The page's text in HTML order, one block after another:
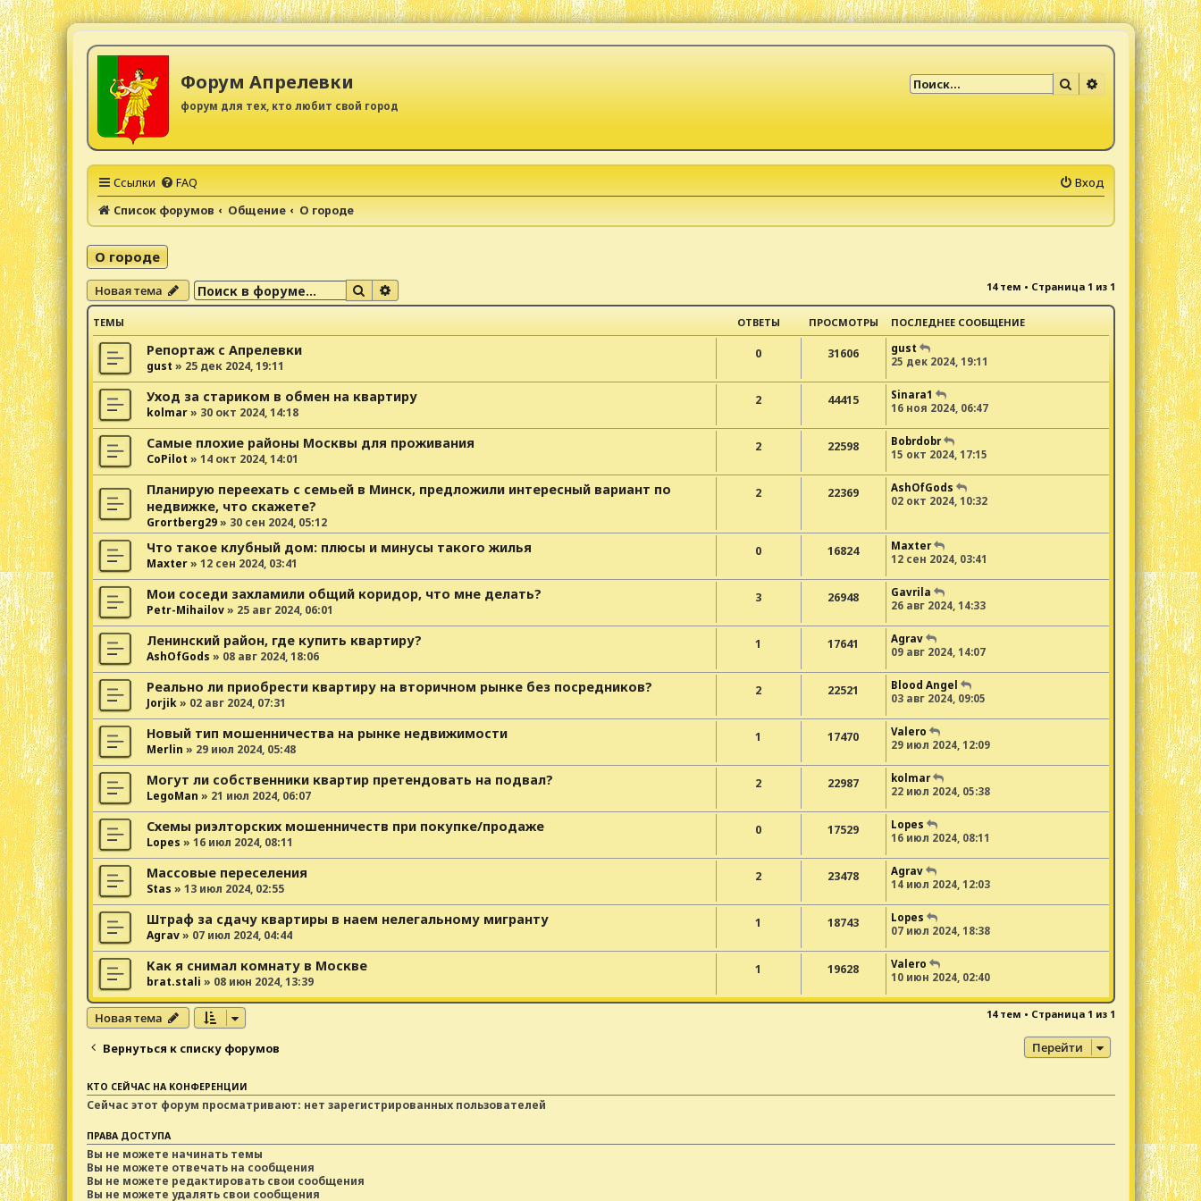
Форум Апрелевки
форум для тех, кто любит свой город
Поиск Расширенный
Ссылки FAQ
Вход
Список форумов
Общение О городе
О городе
Новая тема Поиск 14 тем • Страница 1 из 1
ТЕМЫ ОТВЕТЫ ПРОСМОТРЫ ПОСЛЕДНЕЕ СООБЩЕНИЕ
Репортаж с Апрелевки
gust » 25 дек 2024, 19:11
0 31606
gust
25 дек 2024, 19:11
Уход за стариком в обмен на квартиру
kolmar» 30 окт 2024, 14:18
2 44415
Sinara1
16 ноя 2024, 06:47
Самые плохие районы Москвы для проживания
CoPilot » 14 окт 2024, 14:01
2 22598
Bobrdobr
15 окт 2024, 17:15
Планирую переехать с семьей в Минск, предложили интересный вариант по
недвижке, что скажете?
Grortberg29» 30 сен 2024, 05:12
2 22369
AshOfGods
02 окт 2024, 10:32
Что такое клубный дом: плюсы и минусы такого жилья
Maxter» 12 сен 2024, 03:41
0 16824
Maxter
12 сен 2024, 03:41
Мои соседи захламили общий коридор, что мне делать?
Petr-Mihailov» 25 авг 2024, 06:01
3 26948
Gavrila
26 авг 2024, 14:33
Ленинский район, где купить квартиру?
AshOfGods » 08 авг 2024, 18:06
1 17641
Agrav
09 авг 2024, 14:07
Реально ли приобрести квартиру на вторичном рынке без посредников?
Jorjik» 02 авг 2024, 07:31
2 22521
Blood Angel
03 авг 2024, 09:05
Новый тип мошенничества на рынке недвижимости
Merlin » 29 июл 2024, 05:48
1 17470
Valero
29 июл 2024, 12:09
Могут ли собственники квартир претендовать на подвал?
LegoMan » 21 июл 2024, 06:07
2 22987
kolmar
22 июл 2024, 05:38
Схемы риэлторских мошенничеств при покупке/продаже
Lopes » 16 июл 2024, 08:11
0 17529
Lopes
16 июл 2024, 08:11
Массовые переселения
Stas » 13 июл 2024, 02:55
2 23478
Agrav
14 июл 2024, 12:03
Штраф за сдачу квартиры в наем нелегальному мигранту
Agrav» 07 июл 2024, 04:44
1 18743
Lopes
07 июл 2024, 18:38
Как я снимал комнату в Москве
brat.stali » 08 июн 2024, 13:39
1 19628
Valero
10 июн 2024, 02:40
Новая тема 14 тем • Страница 1 из 1
Вернуться к списку форумов Перейти
КТО СЕЙЧАС НА КОНФЕРЕНЦИИ
Сейчас этот форум просматривают: нет зарегистрированных пользователей
ПРАВА ДОСТУПА
Вы не можете начинать темы
Вы не можете отвечать на сообщения
Вы не можете редактировать свои сообщения
Вы не можете удалять свои сообщения